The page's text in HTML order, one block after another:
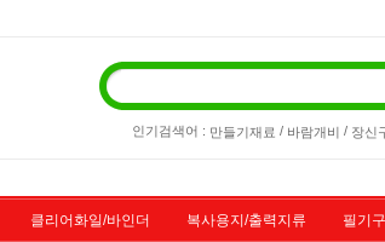
인기검색어 : 만들기재료 / 바람개비 / 장신
클리어화일/바인더 복사용지/출력지류 필기구